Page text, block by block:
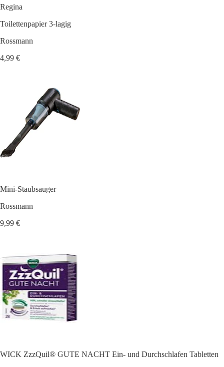
Regina
Toilettenpapier 3-lagig
Rossmann
4,99 €
Mini-Staubsauger
Rossmann
9,99 €
WICK ZzzQuil® GUTE NACHT Ein- und Durchschlafen Tabletten